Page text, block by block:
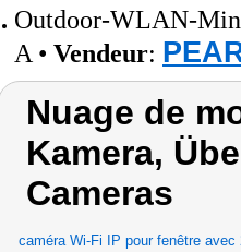
Outdoor-WLAN-
A • Vendeur:
Nuage de
Kamera,
Cameras
caméra Wi-Fi IP pour fenêtre